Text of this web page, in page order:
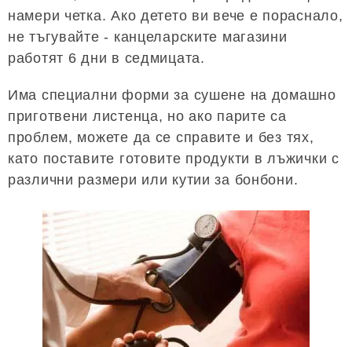
намери четка. Ако детето ви вече е пораснало,
не тъгувайте - канцеларските магазини
работят 6 дни в седмицата.
Има специални форми за сушене на домашно
приготвени листенца, но ако парите са
проблем, можете да се справите и без тях,
като поставите готовите продукти в лъжички с
различни размери или кутии за бонбони.